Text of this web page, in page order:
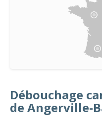
Débouchage
de Angerville-